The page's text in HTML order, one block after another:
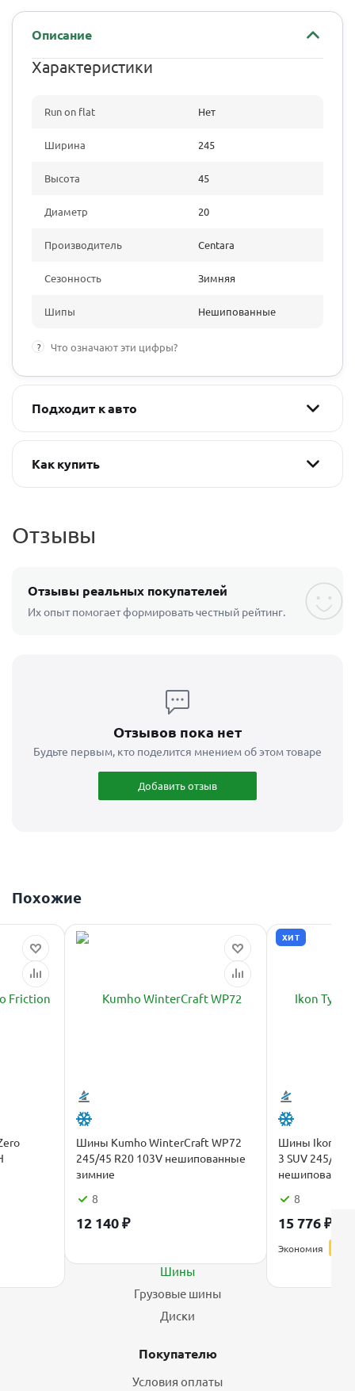
Описание
Характеристики
Run on flat Нет
Ширина 245
Высота 45
Диаметр 20
Производитель Centara
Сезонность Зимняя
Шипы Нешипованные
? Что означают эти цифры?
Подходит к авто
Как купить
Отзывы
Отзывы реальных покупателей
Их опыт помогает формировать честный рейтинг.
Отзывов пока нет
Будьте первым, кто поделится мнением об этом товаре
Добавить отзыв
Похожие
Шины Kumho WinterCraft WP72
245/45 R20 103V нешипованные
зимние
8
12 140₽
ХИТ
Шины Ikon
3 SUV 245/45
8
15 776₽
Экономия
Шины
Грузовые шины
Диски
Покупателю
Условия оплаты